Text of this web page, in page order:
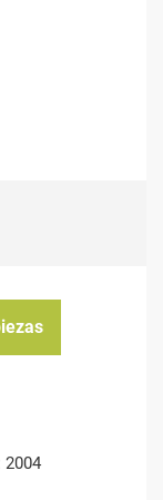
2004